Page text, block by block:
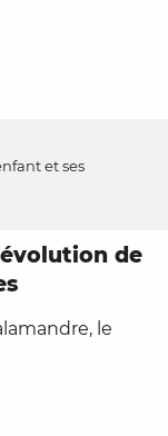
et ses
de
le